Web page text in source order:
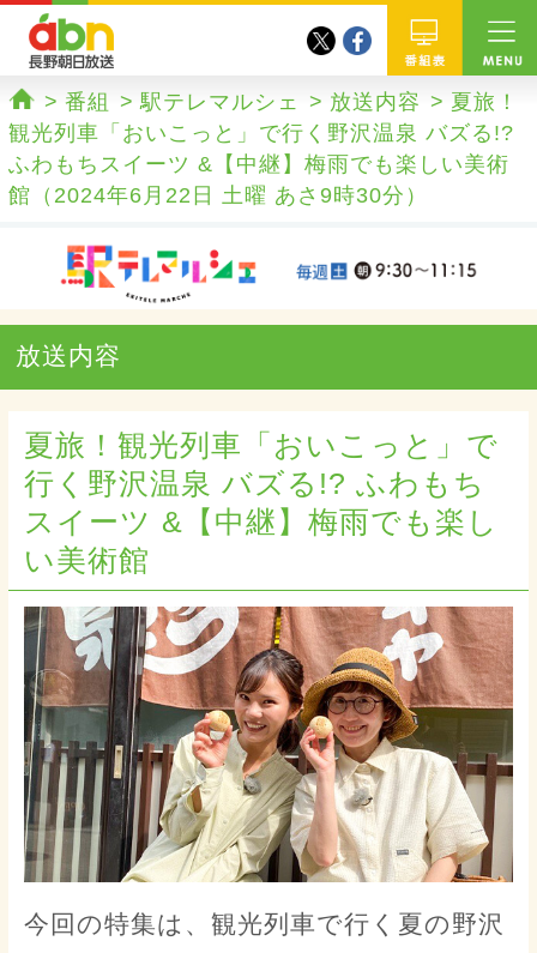
番組
twitterfacebook
ホーム
番組 駅テレマルシェ 放送内容
夏旅！
観光列車「おいこっと」で行く野沢温泉 バズる!?
ふわもちスイーツ &【中継】梅雨でも楽しい美術
館（2024年6月22日 土曜 あさ9時30分）
放送内容
夏旅！観光列車「おいこっと」で
行く野沢温泉 バズる!? ふわもち
スイーツ &【中継】梅雨でも楽し
い美術館
今回の特集は、観光列車で行く夏の野沢